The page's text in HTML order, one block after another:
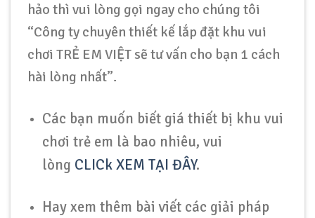
hảo thì vui lòng gọi ngay cho chúng tôi
“Công ty chuyên thiết kế lắp đặt khu vui
chơi TRẺ EM VIỆT sẽ tư vấn cho bạn 1 cách
hài lòng nhất”.
Các bạn muốn biết giá thiết bị khu vui
chơi trẻ em là bao nhiêu, vui
lòng CLICk XEM TẠI ĐÂY.
Hay xem thêm bài viết các giải pháp